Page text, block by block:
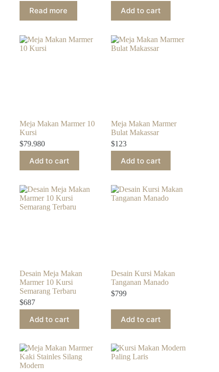
Read more Add to cart
Meja Makan Marmer 10
Kursi
$79.980
Add to cart
Meja Makan Marmer
Bulat Makassar
$123
Add to cart
Desain Meja Makan
Marmer 10 Kursi
Semarang Terbaru
$687
Add to cart
Desain Kursi Makan
Tanganan Manado
$799
Add to cart